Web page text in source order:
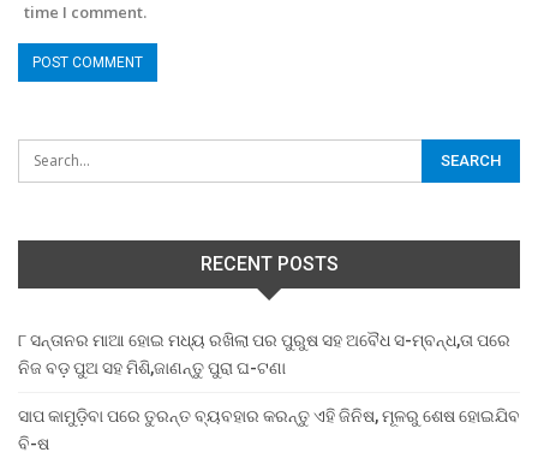
time I comment.
RECENT POSTS
୮ ସନ୍ତାନର ମାଆ ହୋଇ ମଧ୍ୟ ରଖିଲା ପର ପୁରୁଷ ସହ ଅବୈଧ ସ-ମ୍ବନ୍ଧ,ତା ପରେ
ନିଜ ବଡ଼ ପୁଅ ସହ ମିଶି,ଜାଣନ୍ତୁ ପୁରା ଘ-ଟଣା
ସାପ କାମୁଡ଼ିବା ପରେ ତୁରନ୍ତ ବ୍ୟବହାର କରନ୍ତୁ ଏହି ଜିନିଷ, ମୂଳରୁ ଶେଷ ହୋଇଯିବ
ବି-ଷ